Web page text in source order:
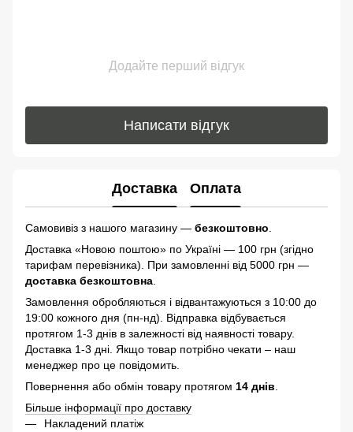
Додайте перший відгук
Написати відгук
Доставка Оплата
Самовивіз з нашого магазину — безкоштовно
Доставка «Новою поштою» по Україні — 100 грн (згідно
тарифам перевізника). При замовленні від 5000 грн —
доставка безкоштовна
Замовлення обробляються і відвантажуються з 10:00 до
19:00 кожного дня (пн-нд). Відправка відбувається
протягом 1-3 днів в залежності від наявності товару.
Доставка 1-3 дні. Якщо товар потрібно чекати – наш
менеджер про це повідомить.
Повернення або обмін товару протягом 14 днів
Більше інформації про доставку
Накладений платіж